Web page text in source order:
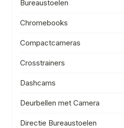
Bureaustoelen
Chromebooks
Compactcameras
Crosstrainers
Dashcams
Deurbellen met Camera
Directie Bureaustoelen